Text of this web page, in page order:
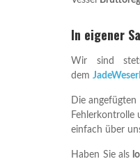
In eigener
Wir sind
dem
Die angefügten
Fehlerkontrolle
einfach über
Haben Sie als